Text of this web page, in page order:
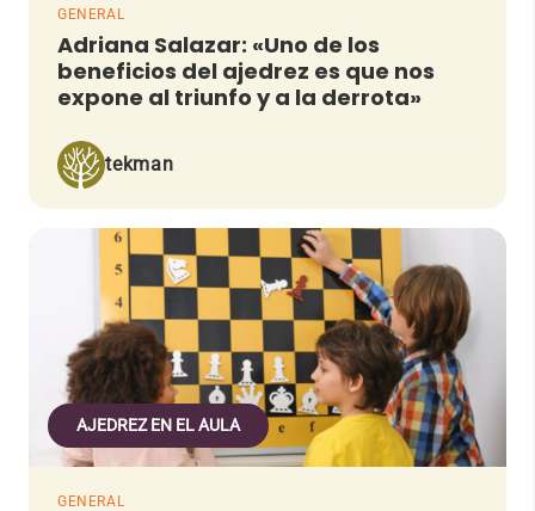
GENERAL
Adriana Salazar: «Uno de los
beneficios del ajedrez es que nos
expone al triunfo y a la derrota»
tekman
AJEDREZ EN EL AULA
GENERAL